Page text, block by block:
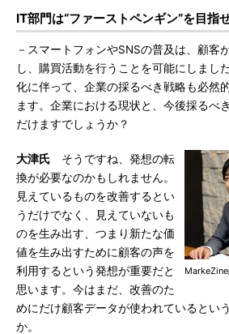
IT部門は“ファーストペンギン”を目指
－スマートフォンやSNSの普及は、顧客
し、購買活動を行うことを可能にしまし
化に伴って、企業の採るべき戦略も必然
ます。企業における現状と、今後採るべ
だけますでしょうか？
大津氏 そうですね、発想の転
換が必要なのかもしれません。
見えているものを改善するとい
うだけでなく、見えていないも
のを生み出す、つまり新たな価
値を生み出すために顧客の声を
利用するという発想が重要だと
思います。今はまだ、改善のた
めにだけ顧客データが使われているとい
か。